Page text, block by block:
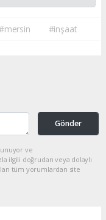
#inşaat
Gönder
ve
ilgili doğrudan veya dolaylı
tüm yorumlardan site